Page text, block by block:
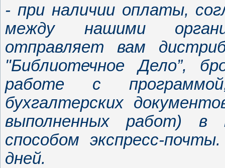
- при наличии оплаты,
между нашими
отправляет вам
"Библиотечное Дело”,
работе с
бухгалтерских
выполненных работ) в
способом экспресс-
дней.